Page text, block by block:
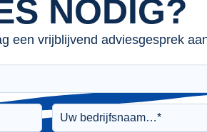
NODIG?
een vrijblijvend adviesgesprek